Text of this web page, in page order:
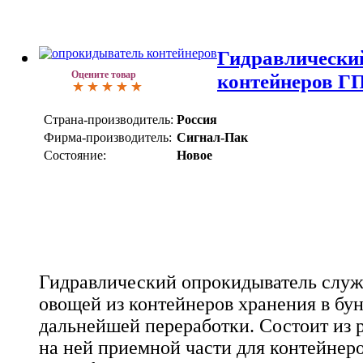
Оцените товар
контейнеров
Страна-производитель: Россия
Фирма-производитель: Сигнал-Пак
Состояние:
Новое
Гидравлический опрокидыватель
овощей из контейнеров хранения в
дальнейшей переработки. Состоит из
на ней приемной части для